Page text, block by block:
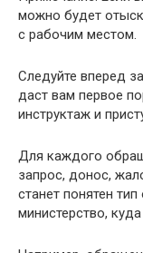
можно будет
с рабочим местом.
Следуйте вперед
даст вам первое
инструктаж и
Для каждого
запрос, донос,
станет понятен
министерство,